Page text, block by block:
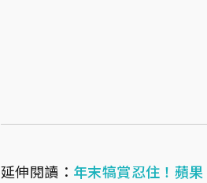
延伸閱讀： 年末犒賞忍住！蘋